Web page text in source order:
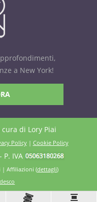
a New York!
cura di Lory Piai
Policy| Cookie Policy
- P. IVA
| Affiliazioni (dettagli)